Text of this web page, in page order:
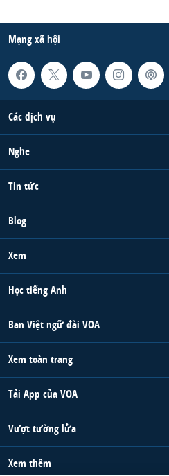
Mạng xã hội
Các dịch vụ
Nghe
Tin tức
Blog
Xem
Học tiếng Anh
Ban Việt ngữ đài VOA
Xem toàn trang
Tải App của VOA
Vượt tường lửa
Xem thêm